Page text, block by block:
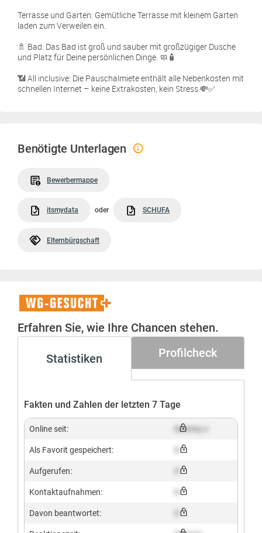
Terrasse und Garten: Gemütliche Terrasse mit kleinem Garten
laden zum Verweilen ein.
🚿 Bad: Das Bad ist groß und sauber mit großzügiger Dusche
und Platz für Deine persönlichen Dinge. 🧼🧴
📶 All inclusive: Die Pauschalmiete enthält alle Nebenkosten mit
schnellen Internet – keine Extrakosten, kein Stress 💸✅
Benötigte Unterlagen
Bewerbermappe
itsmydata oder SCHUFA
Elternbürgschaft
WG-
Gesucht+
Erfahren Sie, wie Ihre Chancen stehen.
Statistiken Profilcheck
Fakten und Zahlen der letzten 7 Tage
Online seit: Dummy x
Als Favorit gespeichert:
Aufgerufen:
Kontaktaufnahmen:
Davon beantwortet: